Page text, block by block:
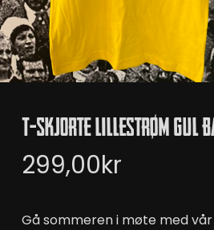
T-Skjorte Lillestrøm Gul
299,00kr
Gå sommeren i møte med